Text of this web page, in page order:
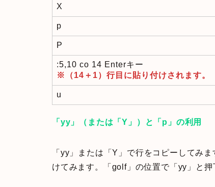
X
p
P
:5,10 co 14 Enterキー
※（14＋1）行目に貼り付けされます。
u
「yy」（または「Y」）と「p」の利用
「yy」または「Y」で行をコピーしてみ
けてみます。「golf」の位置で「yy」と押